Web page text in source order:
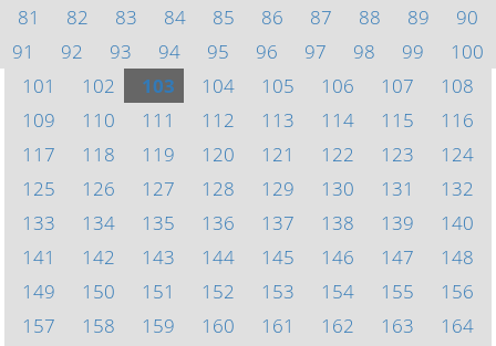
81
82 83 84 85 86 87 88 89
90
91
92 93 94 95 96 97 98 99
100
101
102 103 104 105 106 107
108
109
110 111 112 113 114 115
116
117
118 119 120 121 122 123
124
125
126 127 128 129 130 131
132
133
134 135 136 137 138 139
140
141
142 143 144 145 146 147
148
149
150 151 152 153 154 155
156
157
158 159 160 161 162 163
164